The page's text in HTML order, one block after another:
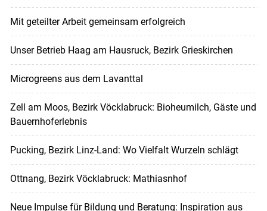
Mit geteilter Arbeit gemeinsam erfolgreich
Unser Betrieb Haag am Hausruck, Bezirk Grieskirchen
Microgreens aus dem Lavanttal
Zell am Moos, Bezirk Vöcklabruck: Bioheumilch, Gäste und
Bauernhoferlebnis
Pucking, Bezirk Linz-Land: Wo Vielfalt Wurzeln schlägt
Ottnang, Bezirk Vöcklabruck: Mathiasnhof
Neue Impulse für Bildung und Beratung: Inspiration aus